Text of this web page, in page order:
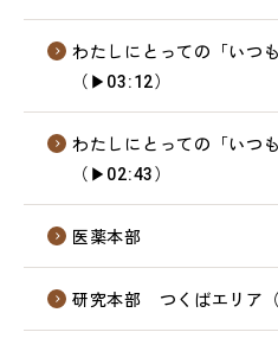
わたしにとっての「いつ
（▶03:12）
わたしにとっての「いつ
（▶02:43）
医薬本部
研究本部 つくばエリア